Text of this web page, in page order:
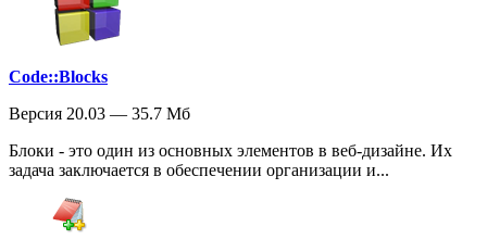
Code::Blocks
Версия 20.03 — 35.7 Мб
Блоки - это один из основных элементов в веб-дизайне. Их
задача заключается в обеспечении организации и...